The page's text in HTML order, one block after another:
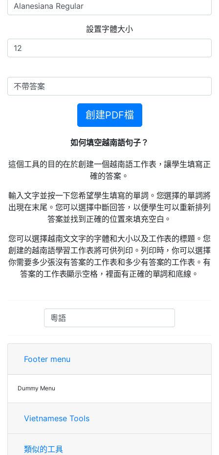
設置字體大小
創建PDF檔
如何填空越南語句子？
這個工具的目的在於創建一個越南語工作表，讓學生填寫正
確的答案。
輸入文字並按一下您希望學生填寫的單詞。您選擇的單詞將
出現在末尾。您可以選擇中斷回答，以便學生可以重新排列
答案並找到正確的位置來填充空白。
您可以選擇越南文文字的字體和大小以及工作表的標題。您
創建的越南語學習工作表將可供列印。列印時，你可以選擇
你需要多少張沒有答案的工作表和多少有答案的工作表。有
答案的工作表顯示空格，裡面有正確的單詞和底線。
Footer menu
Dummy Menu
Vietnamese Tools
類似的工具